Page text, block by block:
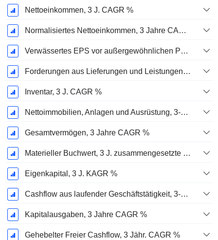
Nettoeinkommen, 3 J. CAGR %
Normalisiertes Nettoeinkommen, 3 Jahre CAGR %
Verwässertes EPS vor außergewöhnlichen Posten, 3-Jahres-CAGR %
Forderungen aus Lieferungen und Leistungen, 3-Jahres-CAGR %
Inventar, 3 J. CAGR %
Nettoimmobilien, Anlagen und Ausrüstung, 3-Jahres-CAGR %
Gesamtvermögen, 3 Jahre CAGR %
Materieller Buchwert, 3 J. zusammengesetzte jährliche Wachstumsrate %
Eigenkapital, 3 J. KAGR %
Cashflow aus laufender Geschäftstätigkeit, 3-Jahres-CAGR %
Kapitalausgaben, 3 Jahre CAGR %
Gehebelter Freier Cashflow, 3 Jähr. CAGR %